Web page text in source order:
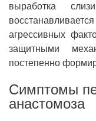
выработка
агрессивных
защитными
постепенно
Симптомы
анастомоза